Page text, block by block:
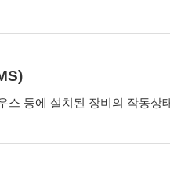
스 등에 설치된 장비의 작동